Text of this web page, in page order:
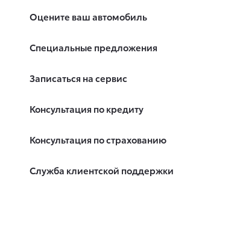
Оцените ваш автомобиль
Специальные предложения
Записаться на сервис
Консультация по кредиту
Консультация по страхованию
Служба клиентской поддержки